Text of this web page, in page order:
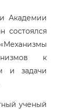
Академии
состоялся
к
и задачи
ученый